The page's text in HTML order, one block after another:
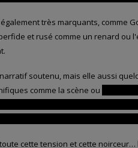
très marquants, comme
et rusé comme un renard ou
soutenu, mais elle aussi
comme la scène ou
cette tension et cette